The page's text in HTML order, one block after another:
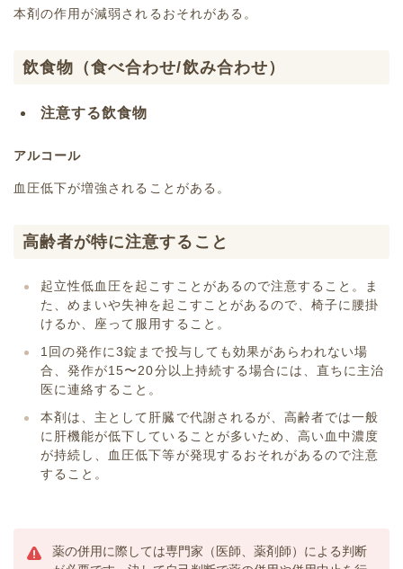
本剤の作用が減弱されるおそれがある。
飲食物（食べ合わせ/飲み合わせ）
注意する飲食物
アルコール
血圧低下が増強されることがある。
高齢者が特に注意すること
起立性低血圧を起こすことがあるので注意すること。ま
た、めまいや失神を起こすことがあるので、椅子に腰掛
けるか、座って服用すること。
1回の発作に3錠まで投与しても効果があらわれない場
合、発作が15〜20分以上持続する場合には、直ちに主治
医に連絡すること。
本剤は、主として肝臓で代謝されるが、高齢者では一般
に肝機能が低下していることが多いため、高い血中濃度
が持続し、血圧低下等が発現するおそれがあるので注意
すること。
薬の併用に際しては専門家（医師、薬剤師）による判断